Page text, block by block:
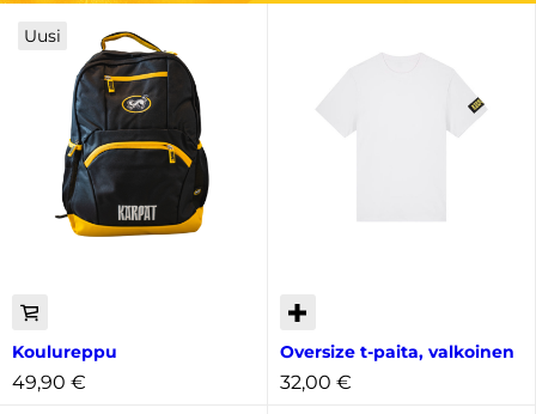
Uusi
Koulureppu
49,90 €
Oversize t-paita, valkoinen
32,00 €